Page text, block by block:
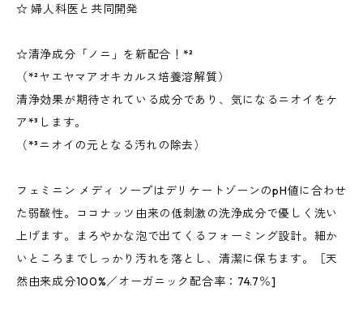
☆ 婦人科医と共同開発
☆清浄成分「ノニ」を新配合！*²
（*²ヤエヤマアオキカルス培養溶解質）
清浄効果が期待されている成分であり、気になるニオイをケ
ア*³します。
（*³ニオイの元となる汚れの除去）
フェミニン メディ ソープはデリケートゾーンのpH値に合わせ
た弱酸性。ココナッツ由来の低刺激の洗浄成分で優しく洗い
上げます。まろやかな泡で出てくるフォーミング設計。細か
いところまでしっかり汚れを落とし、清潔に保ちます。［天
然由来成分100%／オーガニック配合率：74.7％]